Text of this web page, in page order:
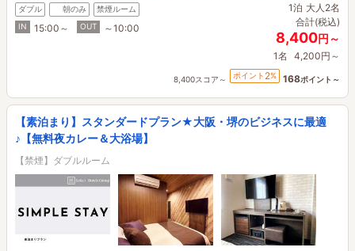
ダブル 朝のみ
禁煙ルーム
IN
15:00～ OUT ～10:00
1泊 大人2名
合計(税込)
8,400円～
1名 4,200円～
8,400スコア～ ポイント 2% 168ポイント～
【素泊まり】スタンダードプラン★大阪・堺のビジネスに最適
♪【無料夜カレー＆大浴場】
【禁煙】ダブルルーム